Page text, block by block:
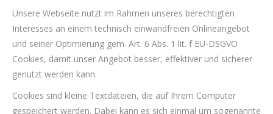
Unsere Webseite nutzt im Rahmen unseres berechtigten
Interesses an einem technisch einwandfreien Onlineangebot
und seiner Optimierung gem. Art. 6 Abs. 1 lit. f EU-DSGVO
Cookies, damit unser Angebot besser, effektiver und sicherer
genutzt werden kann.
Cookies sind kleine Textdateien, die auf Ihrem Computer
gespeichert werden. Dabei kann es sich einmal um sogenannte